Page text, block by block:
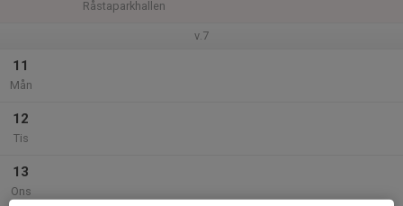
Råstaparkhallen
v.7
11
Mån
12
Tis
13
Ons